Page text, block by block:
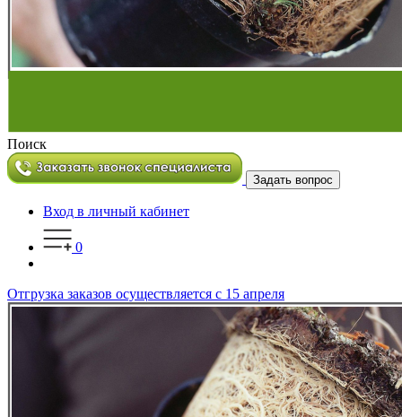
Поиск
Задать вопрос
Вход в личный кабинет
0
Отгрузка заказов осуществляется с 15 апреля